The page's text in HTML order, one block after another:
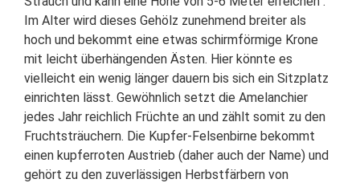
Im Alter wird dieses Gehölz zunehmend breiter als
hoch und bekommt eine etwas schirmförmige Krone
mit leicht überhängenden Ästen. Hier könnte es
vielleicht ein wenig länger dauern bis sich ein Sitzplatz
einrichten lässt. Gewöhnlich setzt die Amelanchier
jedes Jahr reichlich Früchte an und zählt somit zu den
Fruchtsträuchern. Die Kupfer-Felsenbirne bekommt
einen kupferroten Austrieb (daher auch der Name) und
gehört zu den zuverlässigen Herbstfärbern von